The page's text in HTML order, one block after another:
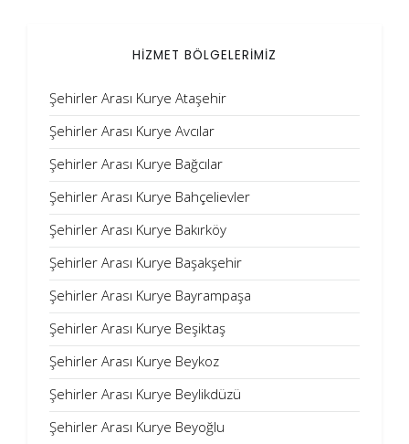
HİZMET BÖLGELERİMİZ
Şehirler Arası Kurye Ataşehir
Şehirler Arası Kurye Avcılar
Şehirler Arası Kurye Bağcılar
Şehirler Arası Kurye Bahçelievler
Şehirler Arası Kurye Bakırköy
Şehirler Arası Kurye Başakşehir
Şehirler Arası Kurye Bayrampaşa
Şehirler Arası Kurye Beşiktaş
Şehirler Arası Kurye Beykoz
Şehirler Arası Kurye Beylikdüzü
Şehirler Arası Kurye Beyoğlu